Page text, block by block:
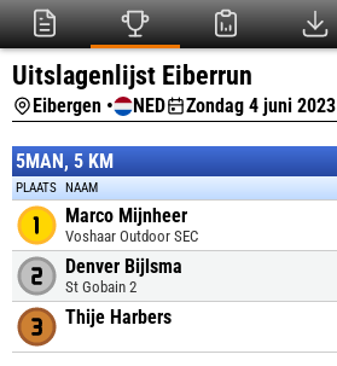
Uitslagenlijst Eiberrun
Eibergen • NED Zondag 4 juni 2023
5MAN, 5 KM
PLAATS NAAM
Marco Mijnheer
Voshaar Outdoor SEC
Denver Bijlsma
St Gobain 2
Thije Harbers